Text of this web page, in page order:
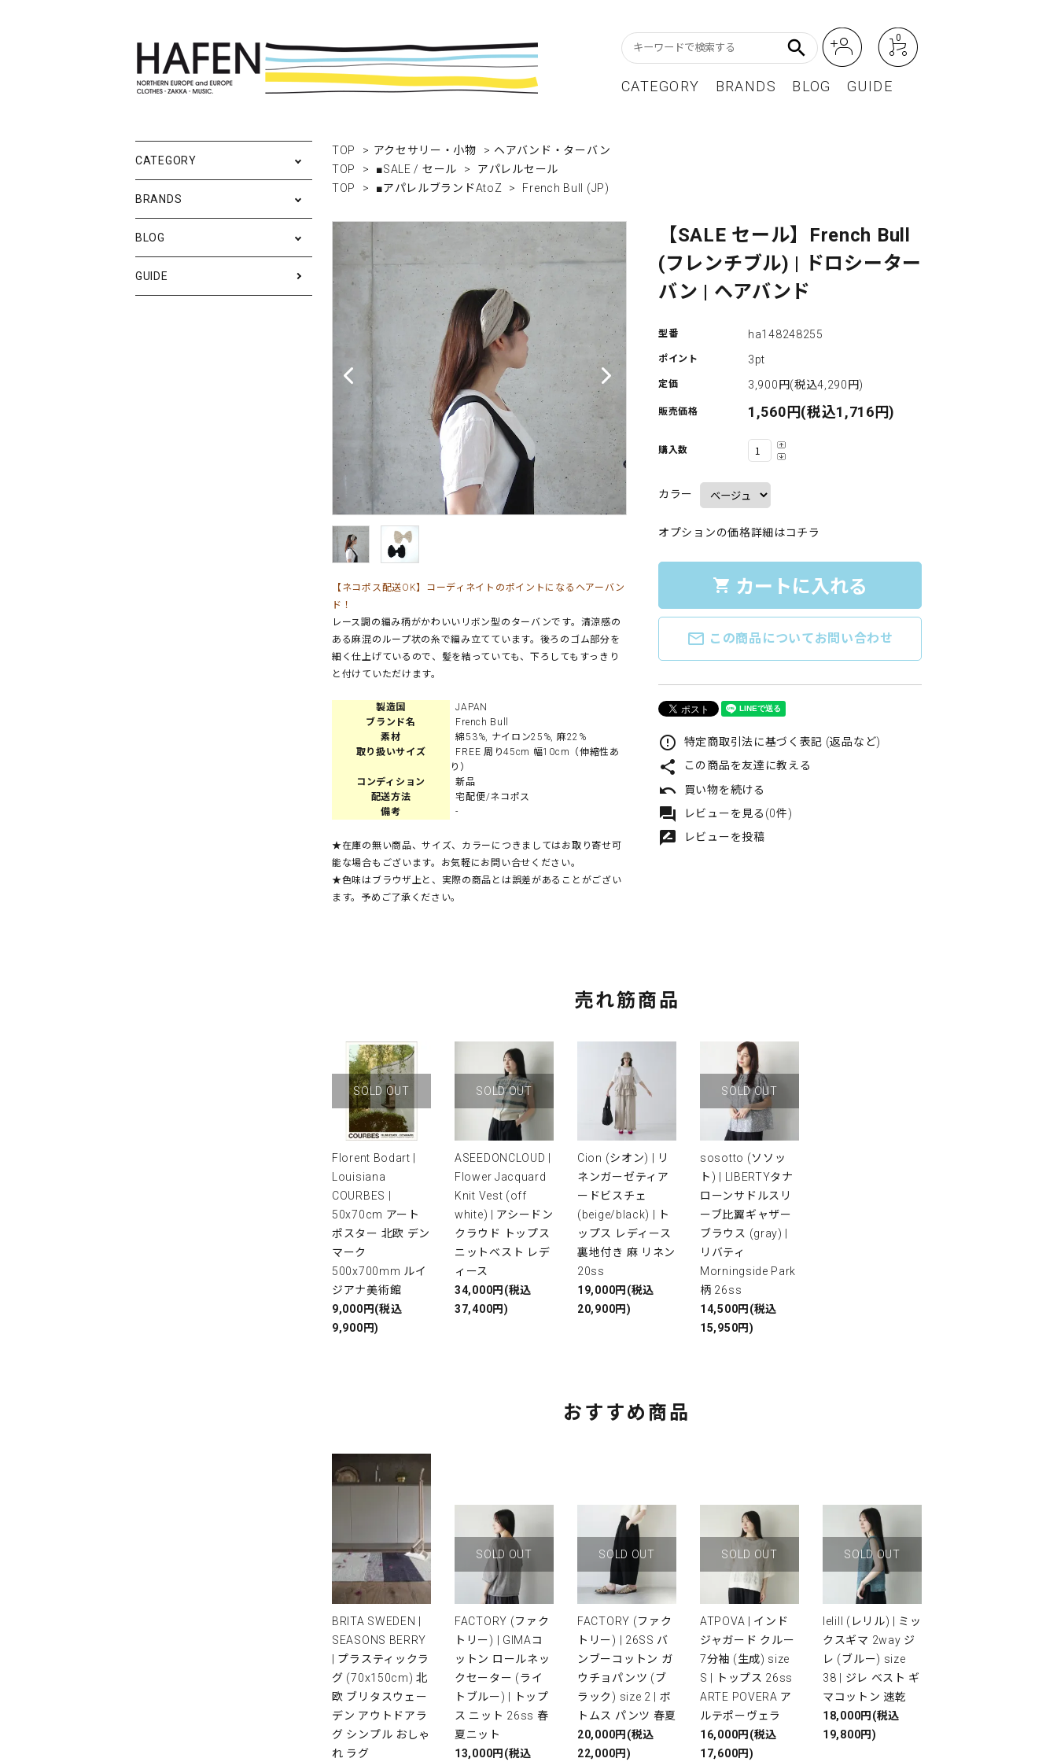
search 0
CATEGORY
ポスターフレーム カレンダー
バッグ
メンズファッション アクセサリー・小物 レコード・CD BEST SELLER / ベストセラー
RESTOCK / 再入荷 SALE / セール OUTLET / アウトレット
BRANDS
雑貨ブランドAtoZ アパレルブランドAtoZ
BLOG
New In Staff Blog
Event
GUIDE
TOP > アクセサリー・小物 > ヘアバンド・ターバン
TOP
> ■SALE / セール >
アパレルセール
TOP
> ■アパレルブランドAtoZ > French Bull (JP)
【ネコポス配送OK】コーディネイトのポイントになるヘアーバン
ド！
レース調の編み柄がかわいいリボン型のターバンです。清涼感の
ある麻混のループ状の糸で編み立てています。後ろのゴム部分を
細く仕上げているので、髪を結っていても、下ろしてもすっきり
と付けていただけます。
製造国
JAPAN
ブランド名
French Bull
素材
綿53%, ナイロン25%, 麻22%
取り扱いサイズ
FREE 周り45cm 幅10cm（伸縮性あ
り）
コンディション
新品
配送方法
宅配便/ネコポス
備考
-
★在庫の無い商品、サイズ、カラーにつきましてはお取り寄せ可
能な場合もございます。お気軽にお問い合せください。
★色味はブラウザ上と、実際の商品とは誤差があることがござい
ます。予めご了承ください。
【SALE セール】French Bull
(フレンチブル) | ドロシーター
バン | ヘアバンド
型番 ha148248255
ポイント 3pt
定価 3,900円(税込4,290円)
販売価格 1,560円(税込1,716円)
購入数
カラー
オプションの価格詳細はコチラ
shopping_cart カートに入れる
mail_outline この商品についてお問い合わせ
error_outline 特定商取引法に基づく表記 (返品など)
share この商品を友達に教える
undo 買い物を続ける
forum レビューを見る(0件)
rate_review レビューを投稿
売れ筋商品
SOLD OUT
Florent Bodart |
Louisiana
COURBES |
50x70cm アート
ポスター 北欧 デン
マーク
500x700mm ルイ
ジアナ美術館
9,000円(税込
9,900円)
SOLD OUT
ASEEDONCLOUD |
Flower Jacquard
Knit Vest (off
white) | アシードン
クラウド トップス
ニットベスト レデ
ィース
34,000円(税込
37,400円)
Cion (シオン) | リ
ネンガーゼティア
ードビスチェ
(beige/black) | ト
ップス レディース
裏地付き 麻 リネン
20ss
19,000円(税込
20,900円)
SOLD OUT
sosotto (ソソッ
ト) | LIBERTYタナ
ローンサドルスリ
ーブ比翼ギャザー
ブラウス (gray) |
リバティ
Morningside Park
柄 26ss
14,500円(税込
15,950円)
おすすめ商品
BRITA SWEDEN |
SEASONS BERRY
| プラスティックラ
グ (70x150cm) 北
欧 ブリタスウェー
デン アウトドアラ
グ シンプル おしゃ
れ ラグ
SOLD OUT
FACTORY (ファク
トリー) | GIMAコ
ットン ロールネッ
クセーター (ライ
トブルー) | トップ
ス ニット 26ss 春
夏ニット
13,000円(税込
SOLD OUT
FACTORY (ファク
トリー) | 26SS バ
ンブーコットン ガ
ウチョパンツ (ブ
ラック) size 2 | ボ
トムス パンツ 春夏
20,000円(税込
22,000円)
SOLD OUT
ATPOVA | インド
ジャガード クルー
7分袖 (生成) size
S | トップス 26ss
ARTE POVERA ア
ルテポーヴェラ
16,000円(税込
17,600円)
SOLD OUT
lelill (レリル) | ミッ
クスギマ 2way ジ
レ (ブルー) size
38 | ジレ ベスト ギ
マコットン 速乾
18,000円(税込
19,800円)
CATEGORY
BRANDS
BLOG
GUIDE